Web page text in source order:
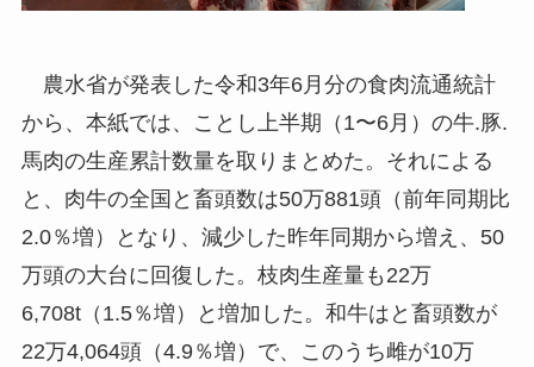
農水省が発表した令和3年6月分の食肉流通統計
から、本紙では、ことし上半期（1〜6月）の牛.豚.
馬肉の生産累計数量を取りまとめた。それによる
と、肉牛の全国と畜頭数は50万881頭（前年同期比
2.0％増）となり、減少した昨年同期から増え、50
万頭の大台に回復した。枝肉生産量も22万
6,708t（1.5％増）と増加した。和牛はと畜頭数が
22万4,064頭（4.9％増）で、このうち雌が10万